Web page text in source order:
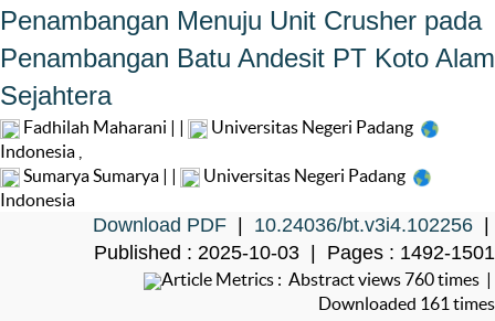
Penambangan Menuju Unit Crusher pada
Penambangan Batu Andesit PT Koto Alam
Sejahtera
Fadhilah Maharani | |
Universitas Negeri Padang
Indonesia
Sumarya Sumarya | |
Universitas Negeri Padang
Indonesia
Download PDF 10.24036/bt.v3i4.102256
Published : 2025-10-03 | Pages : 1492-1501
Article Metrics : Abstract views 760 times |
Downloaded 161 times